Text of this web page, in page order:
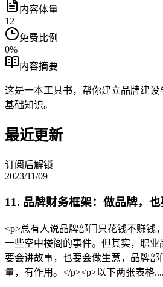
内容体量
12
免费比例
0%
内容摘要
这是一本工具书，帮你建立品牌建设
基础知识。
最近更新
订阅后解锁
2023/11/09
11. 品牌财务框架：做品牌，
<p>总有人说品牌部门只花钱不赚钱
一些空中楼阁的事件。但其实，职
要会讲故事，也要会做生意，品牌
量，有作用。</p><p>以下两张表格